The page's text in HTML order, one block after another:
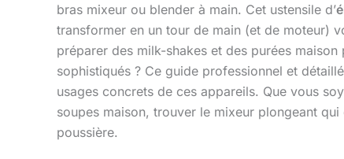
bras mixeur ou blender à main. Cet ustensile d’
transformer en un tour de main (et de moteur)
préparer des milk-shakes et des purées
sophistiqués ? Ce guide professionnel et
usages concrets de ces appareils. Que vous
soupes maison, trouver le mixeur plongeant
poussière.